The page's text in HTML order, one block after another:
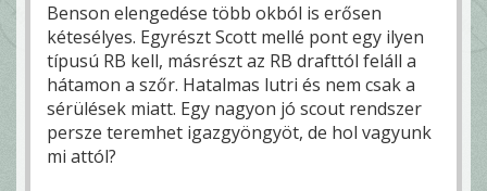
Benson elengedése több okból is erősen
kétesélyes. Egyrészt Scott mellé pont egy ilyen
típusú RB kell, másrészt az RB drafttól feláll a
hátamon a szőr. Hatalmas lutri és nem csak a
sérülések miatt. Egy nagyon jó scout rendszer
persze teremhet igazgyöngyöt, de hol vagyunk
mi attól?